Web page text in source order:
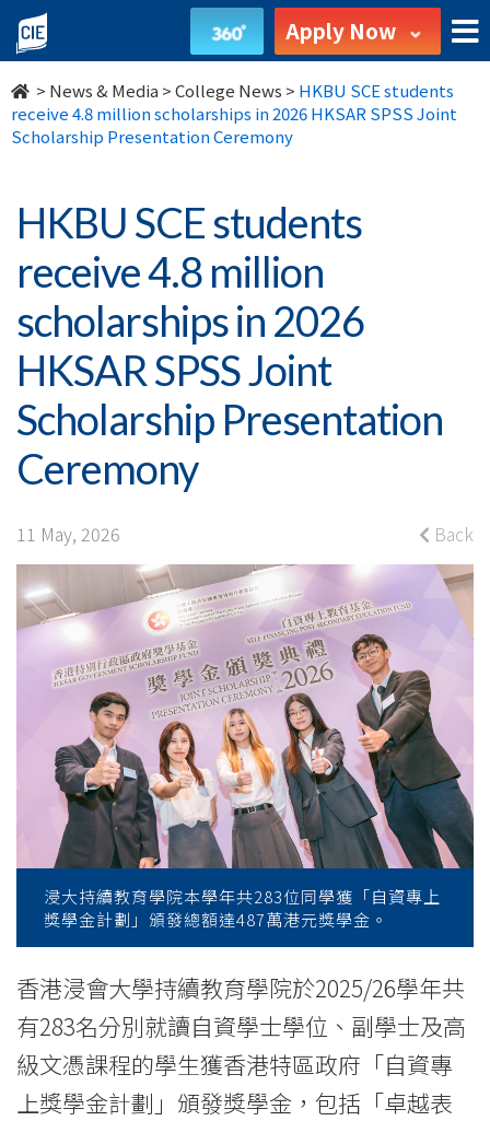
HKBU
SCE
students
receive
4.8
million
scholarships
in
2026
HKSAR
SPSS
Joint
Scholarship
Presentation
Ceremony
College
News
College
of
International
Education
Apply Now
> News & Media >College News > HKBU SCE students
receive 4.8 million scholarships in 2026 HKSAR SPSS Joint
Scholarship Presentation Ceremony
HKBU SCE students
receive 4.8 million
scholarships in 2026
HKSAR SPSS Joint
Scholarship Presentation
Ceremony
11 May, 2026 Back
浸大持續教育學院本學年共283位同學獲「自資專上
獎學金計劃」頒發總額達487萬港元獎學金。
香港浸會大學持續教育學院於2025/26學年共
有283名分別就讀自資學士學位、副學士及高
級文憑課程的學生獲香港特區政府「自資專
上獎學金計劃」頒發獎學金，包括「卓越表